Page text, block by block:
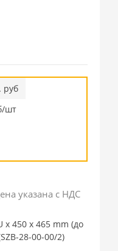
руб
шт
указана с НДС
x 450 x 465 mm (до
28-00-00/2)